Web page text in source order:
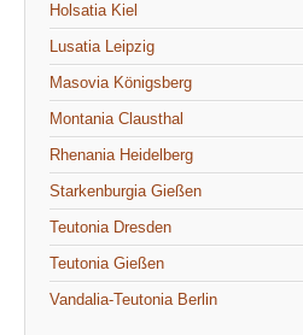
Holsatia Kiel
Lusatia Leipzig
Masovia Königsberg
Montania Clausthal
Rhenania Heidelberg
Starkenburgia Gießen
Teutonia Dresden
Teutonia Gießen
Vandalia-Teutonia Berlin